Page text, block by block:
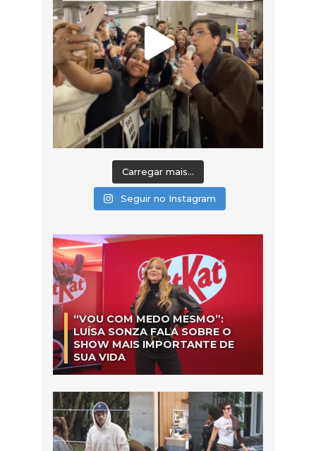
Carregar mais...
Seguir no Instagram
“VOU COM MEDO MESMO”:
LUÍSA SONZA FALA SOBRE O
SHOW MAIS IMPORTANTE DE
SUA VIDA